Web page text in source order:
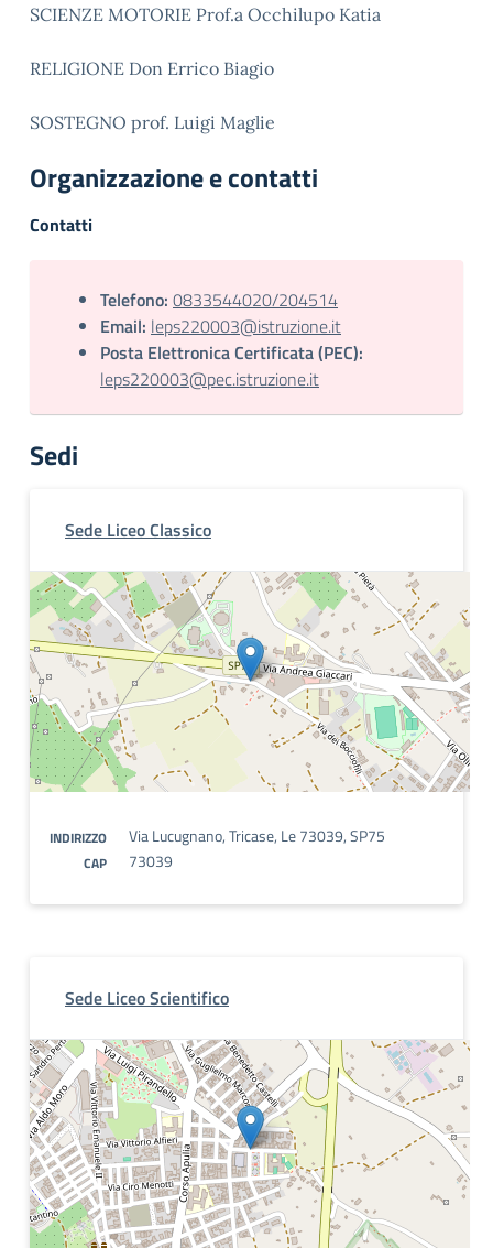
SCIENZE MOTORIE Prof.a Occhilupo Katia
RELIGIONE Don Errico Biagio
SOSTEGNO prof. Luigi Maglie
Organizzazione e contatti
Contatti
Telefono: 0833544020/204514
Email: leps220003@istruzione.it
Posta Elettronica Certificata (PEC):
leps220003@pec.istruzione.it
Sedi
Sede Liceo Classico
INDIRIZZO Via Lucugnano, Tricase, Le 73039, SP75
CAP 73039
Sede Liceo Scientifico